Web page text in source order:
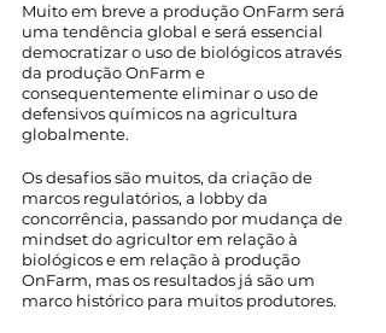
Muito em breve a produção OnFarm será
uma tendência global e será essencial
democratizar o uso de biológicos através
da produção OnFarm e
consequentemente eliminar o uso de
defensivos químicos na agricultura
globalmente.
Os desafios são muitos, da criação de
marcos regulatórios, a lobby da
concorrência, passando por mudança de
mindset do agricultor em relação à
biológicos e em relação à produção
OnFarm, mas os resultados já são um
marco histórico para muitos produtores.